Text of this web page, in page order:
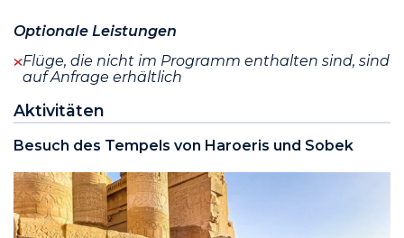
Optionale Leistungen
Flüge, die nicht im Programm enthalten sind, sind
auf Anfrage erhältlich
Aktivitäten
Besuch des Tempels von Haroeris und Sobek